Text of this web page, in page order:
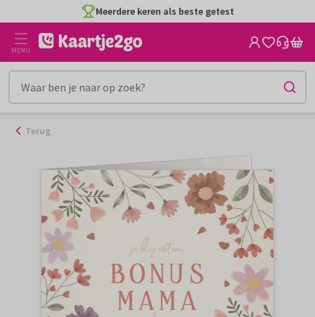
naar
inhoud
Meerdere keren als beste getest
MENU
Terug